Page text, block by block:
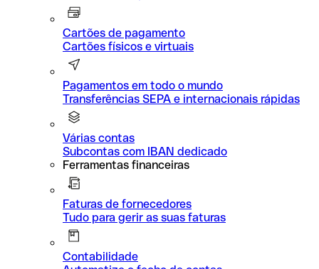
Cartões de pagamento
Cartões físicos e virtuais
Pagamentos em todo o mundo
Transferências SEPA e internacionais rápidas
Várias contas
Subcontas com IBAN dedicado
Ferramentas financeiras
Faturas de fornecedores
Tudo para gerir as suas faturas
Contabilidade